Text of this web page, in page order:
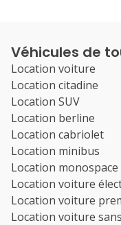
Véhicules de
Location voiture
Location citadine
Location SUV
Location berline
Location cabriolet
Location minibus
Location monospace
Location voiture
Location voiture
Location voiture